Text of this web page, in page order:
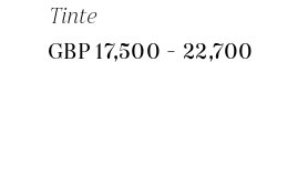
Tinte
GBP 17,500 - 22,700